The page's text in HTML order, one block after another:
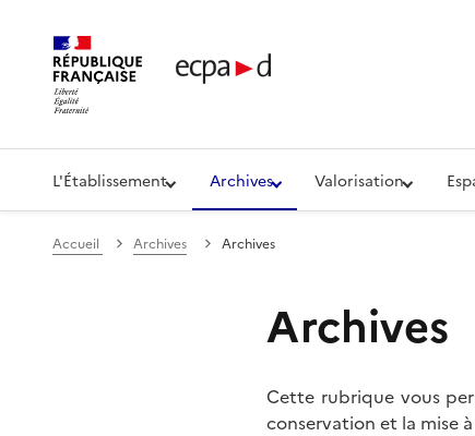
Établissement de communication et de production
L'Établissement Archives Valorisation
Accueil Archives Archives
Archives
Cette rubrique vous
conservation et la mise